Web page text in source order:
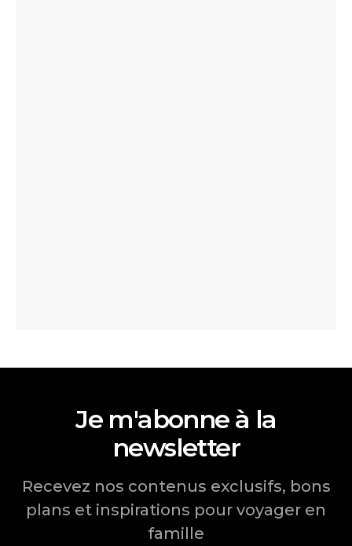
Je m'abonne à la
newsletter
Recevez nos contenus exclusifs, bons
plans et inspirations pour voyager en
famille